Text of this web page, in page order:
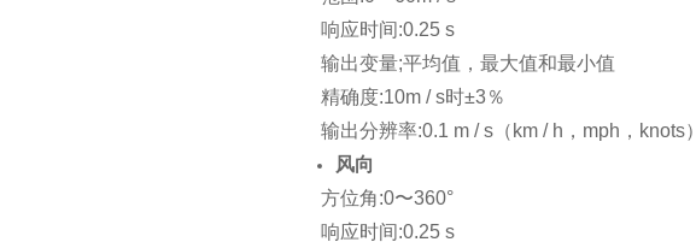
响应时间:0.25 s
输出变量;平均值，最大值和最小值
精确度:10m / s时±3％
输出分辨率:0.1 m / s（km / h，mph，knots）
风向
方位角:0〜360°
响应时间:0.25 s